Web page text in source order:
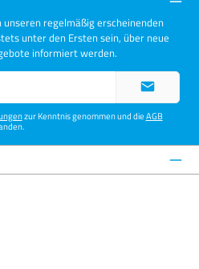
regelmäßig erscheinenden
unter den Ersten sein, über neue
informiert werden.
zur Kenntnis genommen und dieAGB